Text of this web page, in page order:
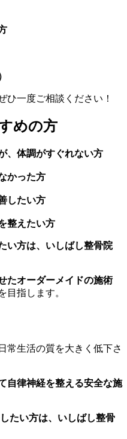
ひ一度ご相談ください！
めの方
、体調がすぐれない方
かった方
したい方
整えたい方
い方は、いしばし整骨院
たオーダーメイドの施術
目指します。
常生活の質を大きく低下さ
自律神経を整える安全な施
たい方は、いしばし整骨